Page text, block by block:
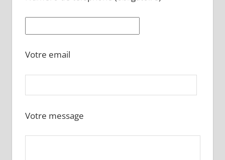
Votre email
Votre message